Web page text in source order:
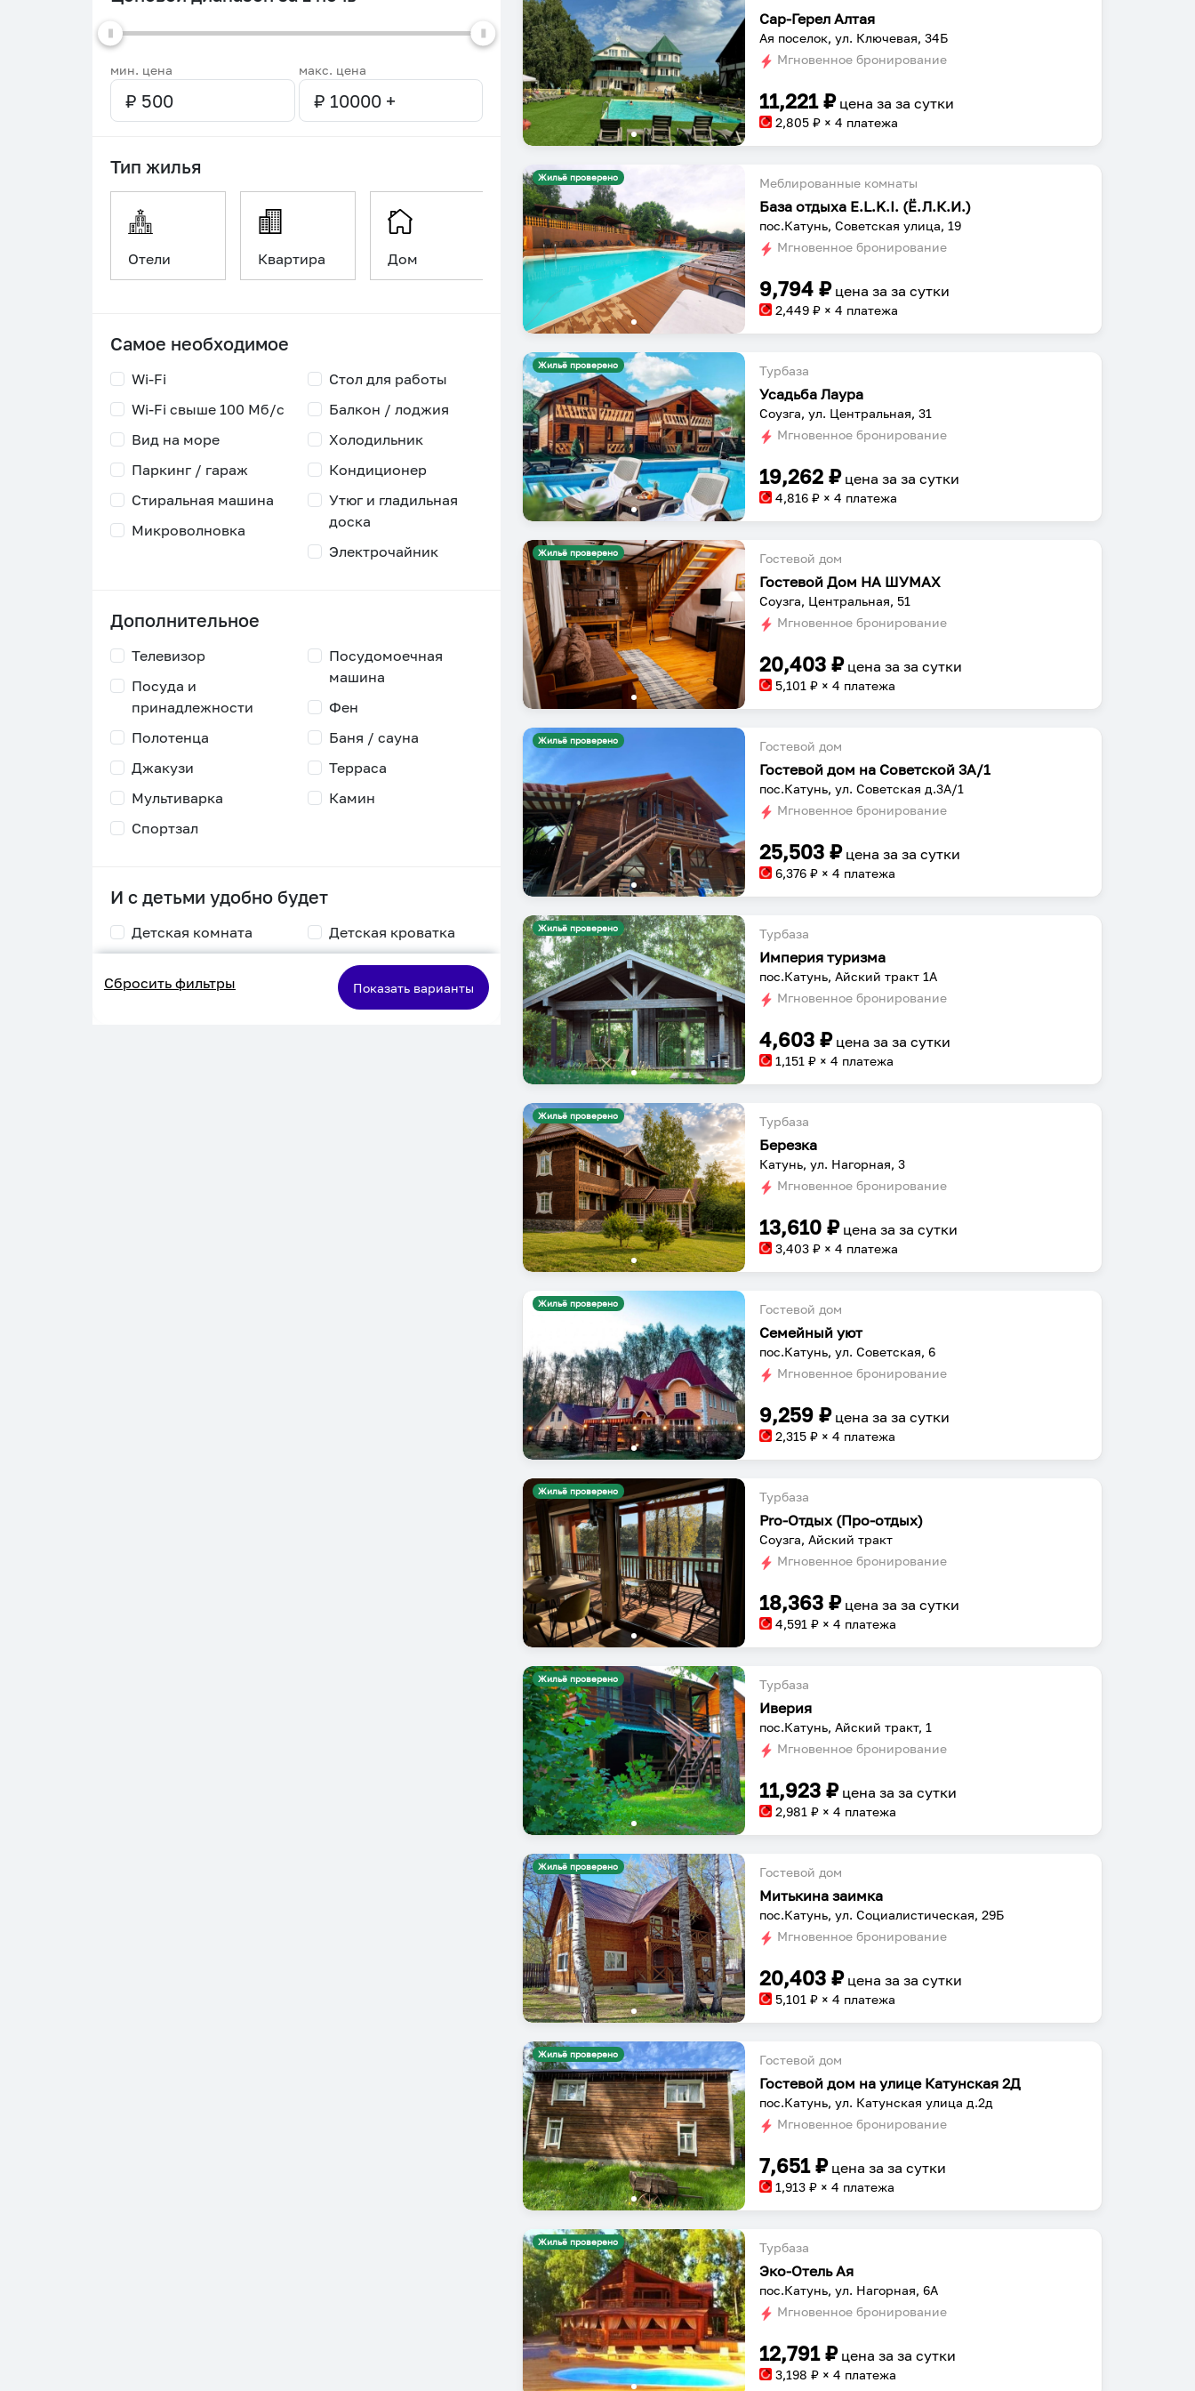
мин. цена макс. цена
Тип жилья
Отели Квартира Дом Уникальное
Самое необходимое
Wi-Fi
Wi-Fi свыше 100 Мб/с
Стол для работы
Балкон / лоджия
Вид на море
Паркинг / гараж
Холодильник
Кондиционер
Стиральная машина
Микроволновка
Утюг и гладильная
доска
Электрочайник
Дополнительное
Телевизор
Посуда и
принадлежности
Посудомоечная
машина
Фен
Полотенца
Джакузи
Баня / сауна
Терраса
Мультиварка
Спортзал
Камин
И с детьми удобно будет
Детская комната
кормления
Детская кроватка
Двухъярусная
кровать
Сбросить фильтры Показать варианты
Сар-Герел Алтая
Ая поселок, ул. Ключевая, 34Б
Мгновенное бронирование
11,221₽ цена заза сутки
2,805 ₽ × 4 платежа
Жильё проверено Меблированные комнаты
База отдыха E.L.K.I. (Ё.Л.К.И.)
пос.Катунь, Советская улица, 19
Мгновенное бронирование
9,794 ₽ цена заза сутки
2,449 ₽ × 4 платежа
Жильё проверено Турбаза
Усадьба Лаура
Соузга, ул. Центральная, 31
Мгновенное бронирование
19,262 ₽ цена заза сутки
4,816 ₽ × 4 платежа
Жильё проверено Гостевой дом
Гостевой Дом НА ШУМАХ
Соузга, Центральная, 51
Мгновенное бронирование
20,403 ₽ цена заза сутки
5,101 ₽ × 4 платежа
Жильё проверено Гостевой дом
Гостевой дом на Советской 3А/1
пос.Катунь, ул. Советская д.3А/1
Мгновенное бронирование
25,503 ₽ цена заза сутки
6,376 ₽ × 4 платежа
Жильё проверено Турбаза
Империя туризма
пос.Катунь, Айский тракт 1А
Мгновенное бронирование
4,603 ₽ цена заза сутки
1,151 ₽ × 4 платежа
Жильё проверено Турбаза
Березка
Катунь, ул. Нагорная, 3
Мгновенное бронирование
13,610 ₽ цена заза сутки
3,403 ₽ × 4 платежа
Жильё проверено Гостевой дом
Семейный уют
пос.Катунь, ул. Советская, 6
Мгновенное бронирование
9,259 ₽ цена заза сутки
2,315 ₽ × 4 платежа
Жильё проверено Турбаза
Pro-Отдых (Про-отдых)
Соузга, Айский тракт
Мгновенное бронирование
18,363 ₽ цена заза сутки
4,591 ₽ × 4 платежа
Жильё проверено Турбаза
Иверия
пос.Катунь, Айский тракт, 1
Мгновенное бронирование
11,923 ₽ цена заза сутки
2,981 ₽ × 4 платежа
Жильё проверено Гостевой дом
Митькина заимка
пос.Катунь, ул. Социалистическая, 29Б
Мгновенное бронирование
20,403 ₽ цена заза сутки
5,101 ₽ × 4 платежа
Жильё проверено Гостевой дом
Гостевой дом на улице Катунская 2Д
пос.Катунь, ул. Катунская улица д.2д
Мгновенное бронирование
7,651₽ цена заза сутки
1,913 ₽ × 4 платежа
Жильё проверено Турбаза
Эко-Отель Ая
пос.Катунь, ул. Нагорная, 6А
Мгновенное бронирование
12,791₽ цена заза сутки
3,198 ₽ × 4 платежа